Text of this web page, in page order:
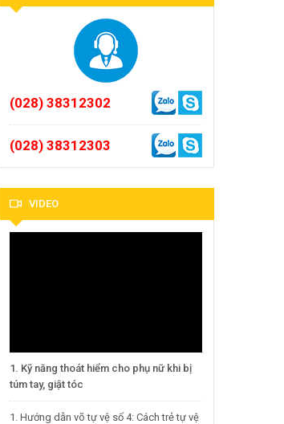
(028) 38312302
(028) 38312303
VIDEO
1. Kỹ năng thoát hiểm cho phụ nữ khi bị
túm tay, giật tóc
1. Hướng dẫn võ tự vệ số 4: Cách trẻ tự vệ